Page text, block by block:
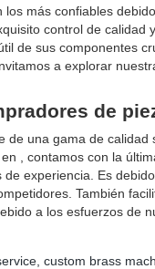
más confiables
control de
de sus componentes
a explorar
de
una gama de
, contamos con la
experiencia. Es
También
a los esfuerzos de
custom brass